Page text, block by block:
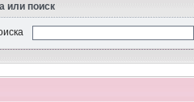
или поиск